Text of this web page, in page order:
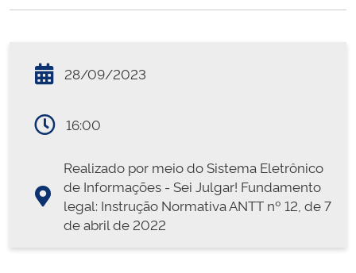
28/09/2023
16:00
Realizado por meio do Sistema Eletrônico
de Informações - Sei Julgar! Fundamento
legal: Instrução Normativa ANTT nº 12, de 7
de abril de 2022